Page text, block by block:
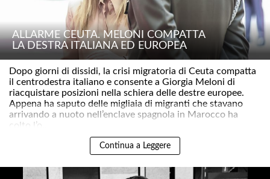
ALLARME CEUTA. MELONI COMPATTA
LA DESTRA ITALIANA ED EUROPEA
Dopo giorni di dissidi, la crisi migratoria di Ceuta compatta
il centrodestra italiano e consente a Giorgia Meloni di
riacquistare posizioni nella schiera delle destre europee.
Appena ha saputo delle migliaia di migranti che stavano
arrivando a nuoto nell’enclave spagnola in Marocco ha
colto l’o..
Continua a Leggere